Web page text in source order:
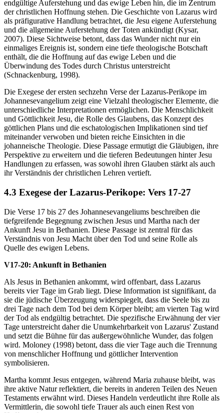
endgültige Auferstehung und das ewige Leben hin, die im Zentrum
der christlichen Hoffnung stehen. Die Geschichte von Lazarus wird
als präfigurative Handlung betrachtet, die Jesu eigene Auferstehung
und die allgemeine Auferstehung der Toten ankündigt (Kysar,
2007). Diese Sichtweise betont, dass das Wunder nicht nur ein
einmaliges Ereignis ist, sondern eine tiefe theologische Botschaft
enthält, die die Hoffnung auf das ewige Leben und die
Überwindung des Todes durch Christus unterstreicht
(Schnackenburg, 1998).
Die Exegese der ersten sechzehn Verse der Lazarus-Perikope im
Johannesevangelium zeigt eine Vielzahl theologischer Elemente, die
unterschiedliche Interpretationen ermöglichen. Die Menschlichkeit
und Göttlichkeit Jesu, die Rolle des Glaubens, das Konzept des
göttlichen Plans und die eschatologischen Implikationen sind tief
miteinander verwoben und bieten reiche Einsichten in die
johanneische Theologie. Diese Passage ermutigt die Gläubigen, ihre
Perspektive zu erweitern und die tieferen Bedeutungen hinter Jesu
Handlungen zu erfassen, was sowohl ihren Glauben stärkt als auch
ihr Verständnis der christlichen Lehren vertieft.
4.3 Exegese der Lazarus-Perikope: Vers 17-27
Die Verse 17 bis 27 des Johannesevangeliums beschreiben die
tiefgreifende Begegnung zwischen Jesus und Martha nach der
Ankunft Jesu in Bethanien. Diese Passage ist zentral für das
Verständnis von Jesu Macht über den Tod und seine Rolle als
Quelle des ewigen Lebens.
V17-20: Ankunft in Bethanien
Als Jesus in Bethanien ankommt, wird offenbart, dass Lazarus
bereits vier Tage im Grab liegt. Diese Information ist signifikant, da
sie die jüdische Überzeugung widerspiegelt, dass die Seele bis zu
drei Tage nach dem Tod bei dem Körper bleibt; am vierten Tag wird
der Tod als endgültig betrachtet. Die spezifische Erwähnung der vier
Tage unterstreicht daher die Unumkehrbarkeit von Lazarus' Zustand
und setzt die Bühne für das außergewöhnliche Wunder, das folgen
wird. Moloney (1998) betont, dass die vier Tage auch die Trennung
von menschlicher Hoffnung und göttlicher Intervention
symbolisieren.
Martha kommt Jesus entgegen, während Maria zuhause bleibt, was
ihre aktive Natur reflektiert, die bereits in anderen Teilen des Neuen
Testaments erwähnt wird. Dieses Handeln verdeutlicht ihre Rolle als
Vermittlerin, die sowohl tiefe Trauer als auch einen Rest von